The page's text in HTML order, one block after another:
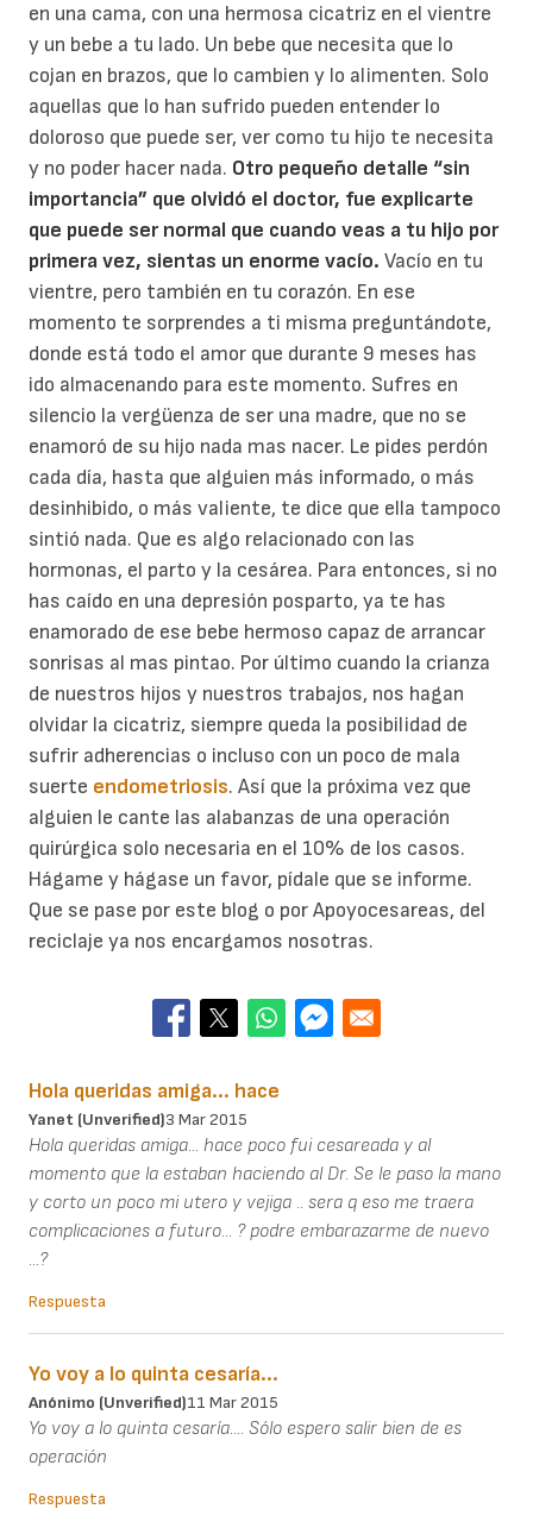
en una cama, con una hermosa cicatriz en el vientre
y un bebe a tu lado. Un bebe que necesita que lo
cojan en brazos, que lo cambien y lo alimenten. Solo
aquellas que lo han sufrido pueden entender lo
doloroso que puede ser, ver como tu hijo te necesita
y no poder hacer nada. Otro pequeño detalle “sin
importancia” que olvidó el doctor, fue explicarte
que puede ser normal que cuando veas a tu hijo por
primera vez, sientas un enorme vacío. Vacío en tu
vientre, pero también en tu corazón. En ese
momento te sorprendes a ti misma preguntándote,
donde está todo el amor que durante 9 meses has
ido almacenando para este momento. Sufres en
silencio la vergüenza de ser una madre, que no se
enamoró de su hijo nada mas nacer. Le pides perdón
cada día, hasta que alguien más informado, o más
desinhibido, o más valiente, te dice que ella tampoco
sintió nada. Que es algo relacionado con las
hormonas, el parto y la cesárea. Para entonces, si no
has caído en una depresión posparto, ya te has
enamorado de ese bebe hermoso capaz de arrancar
sonrisas al mas pintao. Por último cuando la crianza
de nuestros hijos y nuestros trabajos, nos hagan
olvidar la cicatriz, siempre queda la posibilidad de
sufrir adherencias o incluso con un poco de mala
suerte endometriosis. Así que la próxima vez que
alguien le cante las alabanzas de una operación
quirúrgica solo necesaria en el 10% de los casos.
Hágame y hágase un favor, pídale que se informe.
Que se pase por este blog o por Apoyocesareas, del
reciclaje ya nos encargamos nosotras.
Hola queridas amiga... hace
Yanet (unverified)3 Mar 2015
Hola queridas amiga... hace poco fui cesareada y al
momento que la estaban haciendo al Dr. Se le paso la mano
y corto un poco mi utero y vejiga .. sera q eso me traera
complicaciones a futuro... ? podre embarazarme de nuevo
...?
Respuesta
Yo voy a lo quinta cesaría...
Anónimo (unverified)11 Mar 2015
Yo voy a lo quinta cesaría.... Sólo espero salir bien de es
operación
Respuesta